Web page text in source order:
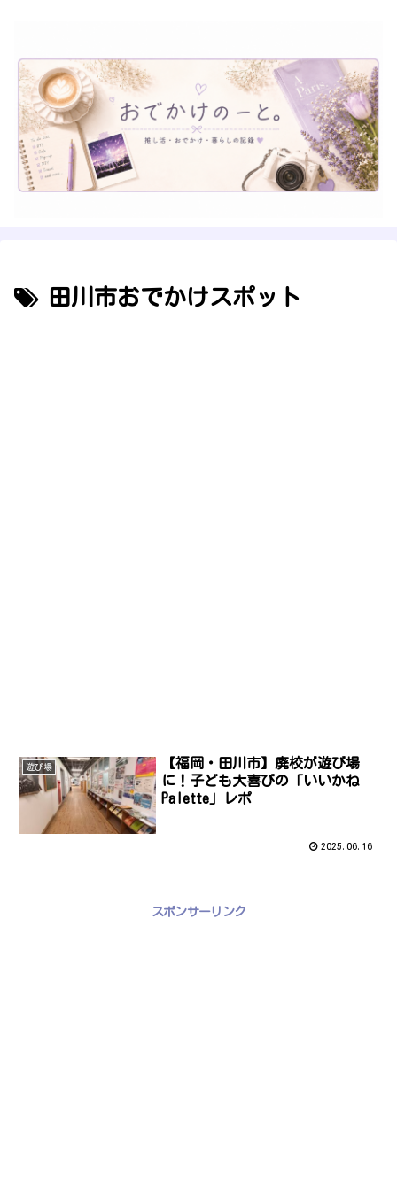
田川市おでかけスポット
遊び場
【福岡・田川市】廃校が遊び場
に！子ども大喜びの「いいかね
Palette」レポ
2025.06.16
スポンサーリンク